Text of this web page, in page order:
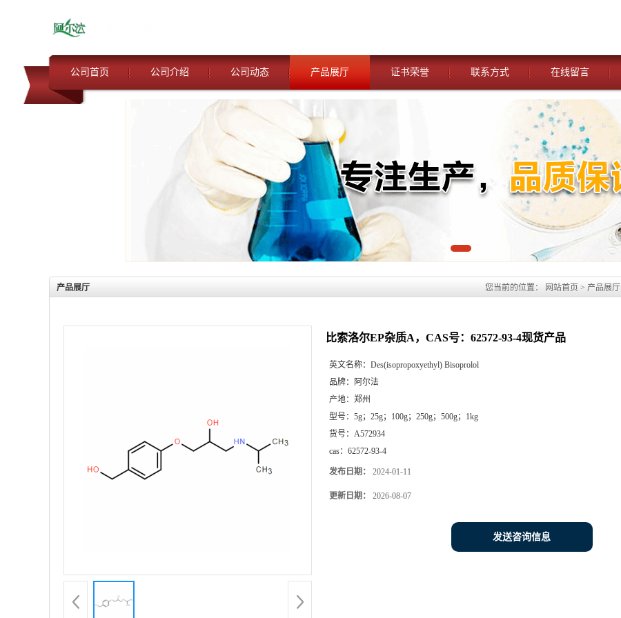
公司首页 公司介绍 公司动态 产品展厅 证书荣誉 联系方式 在线留言
产品展厅 您当前的位置： 网站首页 > 产品展厅
比索洛尔EP杂质A，CAS号：62572-93-4现货产品
英文名称： Des(isopropoxyethyl) Bisoprolol
品牌：
阿尔法
产地： 郑州
型号： 5g；25g；100g；250g；500g；1kg
货号： A572934
cas： 62572-93-4
发布日期： 2024-01-11
更新日期： 2026-08-07
发送咨询信息